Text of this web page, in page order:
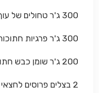
300 ג'ר טחולים של עוף
300 ג'ר פרגיות חתוכות לקוביות קטנות
200 ג'ר שומן כבש חתוך לקוביות קטנות
2 בצלים פרוסים לחצאי ירח